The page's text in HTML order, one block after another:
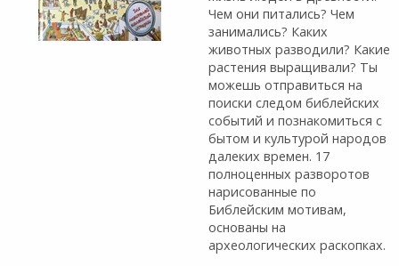
Чем они питались? Чем
занимались? Каких
животных разводили? Какие
растения выращивали? Ты
можешь отправиться на
поиски следом библейских
событий и познакомиться с
бытом и культурой народов
далеких времен. 17
полноценных разворотов
нарисованные по
Библейским мотивам,
основаны на
археологических раскопках.